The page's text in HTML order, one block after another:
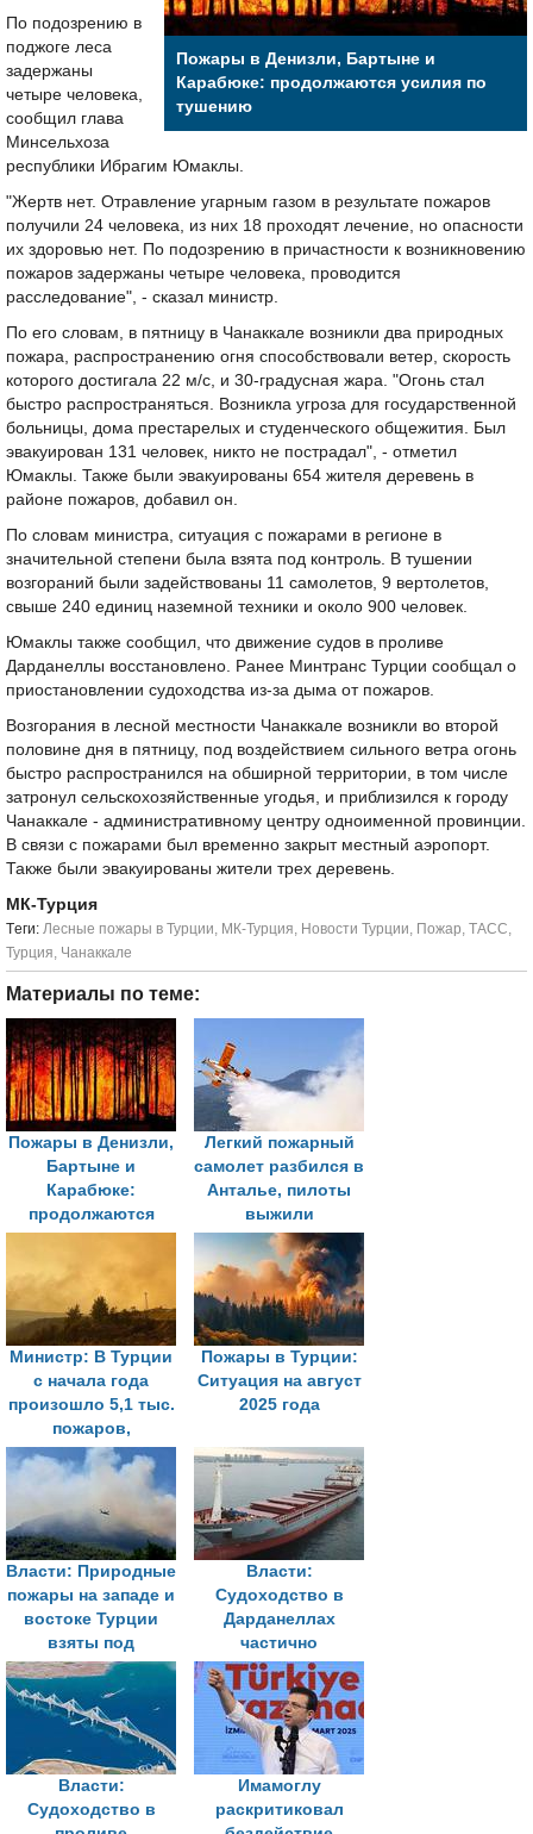
Пожары в Денизли, Бартыне и
Карабюке: продолжаются усилия по
тушению
По подозрению в
поджоге леса
задержаны
четыре человека,
сообщил глава
Минсельхоза
республики Ибрагим Юмаклы.
"Жертв нет. Отравление угарным газом в результате пожаров
получили 24 человека, из них 18 проходят лечение, но опасности
их здоровью нет. По подозрению в причастности к возникновению
пожаров задержаны четыре человека, проводится
расследование", - сказал министр.
По его словам, в пятницу в Чанаккале возникли два природных
пожара, распространению огня способствовали ветер, скорость
которого достигала 22 м/с, и 30-градусная жара. "Огонь стал
быстро распространяться. Возникла угроза для государственной
больницы, дома престарелых и студенческого общежития. Был
эвакуирован 131 человек, никто не пострадал", - отметил
Юмаклы. Также были эвакуированы 654 жителя деревень в
районе пожаров, добавил он.
По словам министра, ситуация с пожарами в регионе в
значительной степени была взята под контроль. В тушении
возгораний были задействованы 11 самолетов, 9 вертолетов,
свыше 240 единиц наземной техники и около 900 человек.
Юмаклы также сообщил, что движение судов в проливе
Дарданеллы восстановлено. Ранее Минтранс Турции сообщал о
приостановлении судоходства из-за дыма от пожаров.
Возгорания в лесной местности Чанаккале возникли во второй
половине дня в пятницу, под воздействием сильного ветра огонь
быстро распространился на обширной территории, в том числе
затронул сельскохозяйственные угодья, и приблизился к городу
Чанаккале - административному центру одноименной провинции.
В связи с пожарами был временно закрыт местный аэропорт.
Также были эвакуированы жители трех деревень.
МК-Турция
Tеги: Лесные пожары в Турции, МК-Турция, Новости Турции, Пожар, ТАСС,
Турция, Чанаккале
Материалы по теме:
Пожары в Денизли,
Бартыне и
Карабюке:
продолжаются
усилия по тушению
Легкий пожарный
самолет разбился в
Анталье, пилоты
выжили
Министр: В Турции
с начала года
произошло 5,1 тыс.
пожаров,
преимущественно
по вине людей
Пожары в Турции:
Ситуация на август
2025 года
Власти: Природные
пожары на западе и
востоке Турции
взяты под
контроль
Власти:
Судоходство в
Дарданеллах
частично
приостановлено из-
за лесного пожара
Власти:
Судоходство в
Имамоглу
раскритиковал